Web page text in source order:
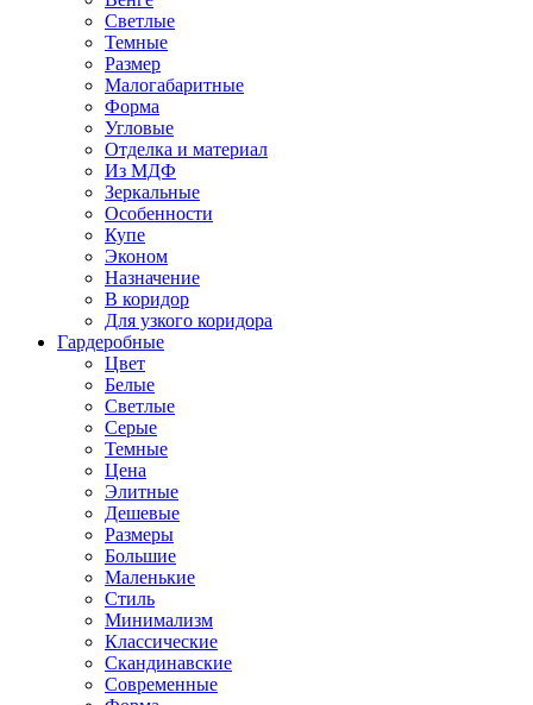
Светлые
Темные
Размер
Малогабаритные
Форма
Угловые
Отделка и материал
Из МДФ
Зеркальные
Особенности
Купе
Эконом
Назначение
В коридор
Для узкого коридора
Гардеробные
Цвет
Белые
Светлые
Серые
Темные
Цена
Элитные
Дешевые
Размеры
Большие
Маленькие
Стиль
Минимализм
Классические
Скандинавские
Современные